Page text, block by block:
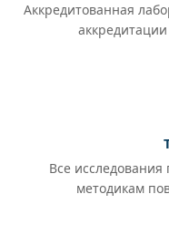
Аккредитованная
Все
методикам